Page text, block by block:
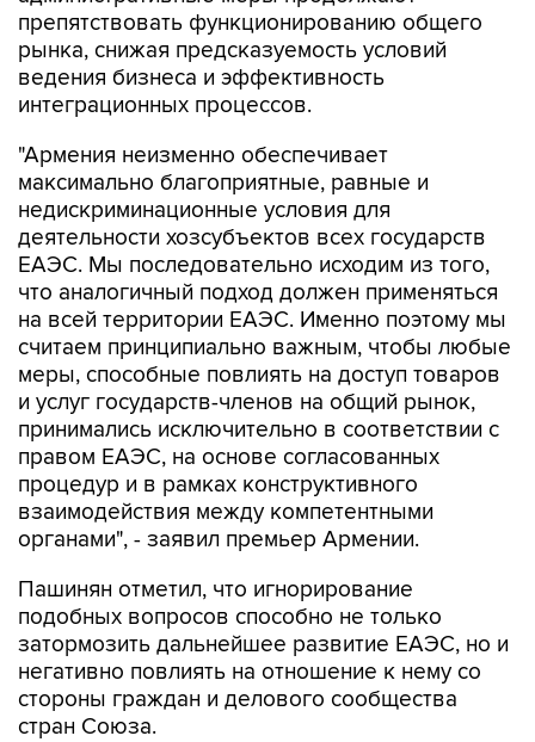
ведения бизнеса и эффективность
интеграционных процессов.
"Армения неизменно обеспечивает
недискриминационные условия для
деятельности хозсубъектов всех государств
ЕАЭС. Мы последовательно исходим из того,
что аналогичный подход должен применяться
на всей территории ЕАЭС. Именно поэтому мы
считаем принципиально важным, чтобы любые
меры, способные повлиять на доступ товаров
и услуг государств-членов на общий рынок,
принимались исключительно в соответствии с
правом ЕАЭС, на основе согласованных
процедур и в рамках конструктивного
взаимодействия между компетентными
органами", - заявил премьер Армении.
Пашинян отметил, что игнорирование
затормозить дальнейшее развитие ЕАЭС, но и
негативно повлиять на отношение к нему со
стороны граждан и делового сообщества
стран Союза.
"В конечном итоге подобные проблемы